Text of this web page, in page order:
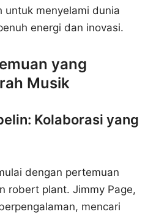
untuk menyelami dunia
energi dan inovasi.
yang
Musik
Kolaborasi yang
dengan pertemuan
robert plant. Jimmy Page,
mencari